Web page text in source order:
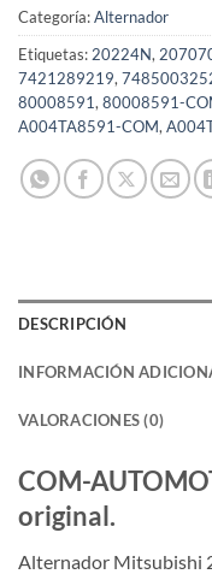
Categoría:Alternador
Etiquetas: 20224N,
7421289219,
80008591, 80008591-
A004TA8591-COM,
DESCRIPCIÓN
INFORMACIÓN
VALORACIONES (0)
COM-
original.
Alternador Mitsubishi